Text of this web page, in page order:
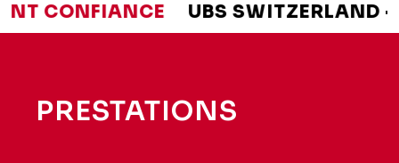
CONFIANCEUBS SWITZERLAND ·
PRESTATIONS